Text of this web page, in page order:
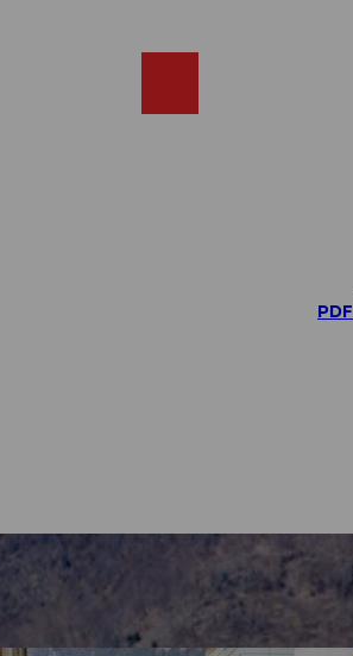
PDF